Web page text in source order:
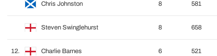
Chris Johnston 8 581
Steven Swinglehurst 8 658
12. Charlie Barnes 6 521